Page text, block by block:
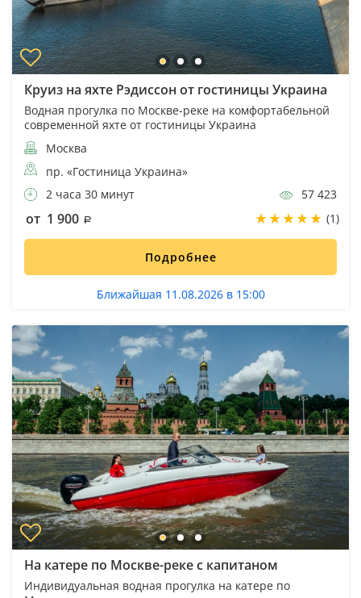
Круиз на яхте Рэдиссон от гостиницы Украина
Водная прогулка по Москве-реке на комфортабельной
современной яхте от гостиницы Украина
Москва
пр. «Гостиница Украина»
2 часа 30 минут
57 423
от 1 900 (1)
Подробнее
Ближайшая 11.08.2026 в 15:00
На катере по Москве-реке с капитаном
Индивидуальная водная прогулка на катере по